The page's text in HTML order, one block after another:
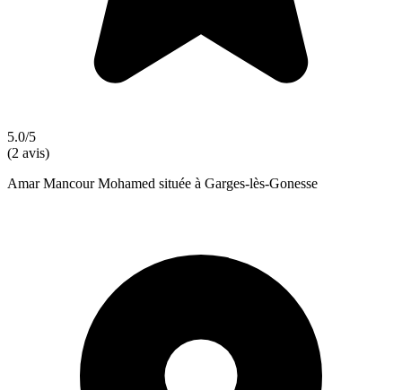
5.0/5
(2 avis)
Amar Mancour Mohamed située à Garges-lès-Gonesse